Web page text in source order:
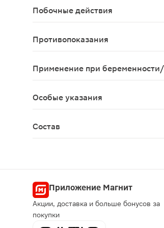
Побочные действия
Противопоказания
Применение при
Особые указания
Состав
Приложение Магнит
Акции, доставка и больше бонусов за
покупки